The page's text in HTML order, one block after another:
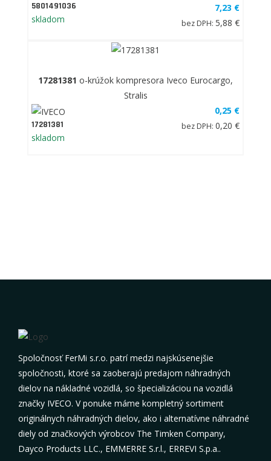
5801491036
skladom
7,23 €
bez DPH: 5,88 €
17281381 o-krúžok kompresora Iveco Eurocargo,
Stralis
17281381
skladom
0,25 €
bez DPH: 0,20 €
Spoločnosť FerMi s.r.o. patrí medzi najskúsenejšie
spoločnosti, ktoré sa zaoberajú predajom náhradných
dielov na nákladné vozidlá, so špecializáciou na vozidlá
značky IVECO. V ponuke máme kompletný sortiment
originálnych náhradných dielov, ako i alternatívne náhradné
diely od značkových výrobcov The Timken Company,
Dayco Products LLC., EMMERRE S.r.l., ERREVI S.p.a..